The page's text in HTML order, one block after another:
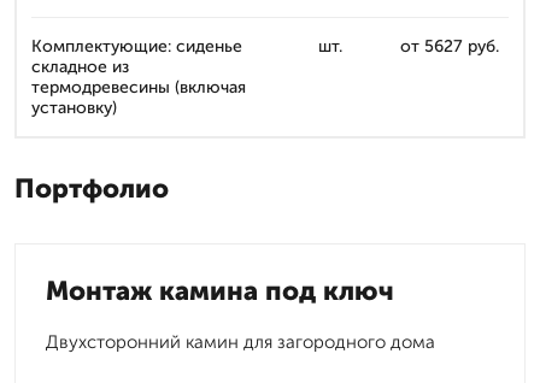
Комплектующие: сиденье
складное из
термодревесины (включая
установку)
шт. от 5627 руб.
Портфолио
Монтаж камина под ключ
Двухсторонний камин для загородного дома